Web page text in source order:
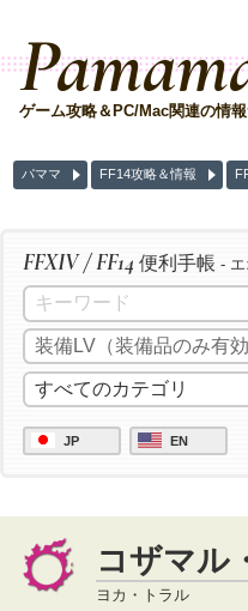
ゲーム攻略＆PC/Mac関連の情
パママ FF14攻略＆情報
FFXIV / FF14 便利手帳 -
JP EN
コザマル
ヨカ・トラル